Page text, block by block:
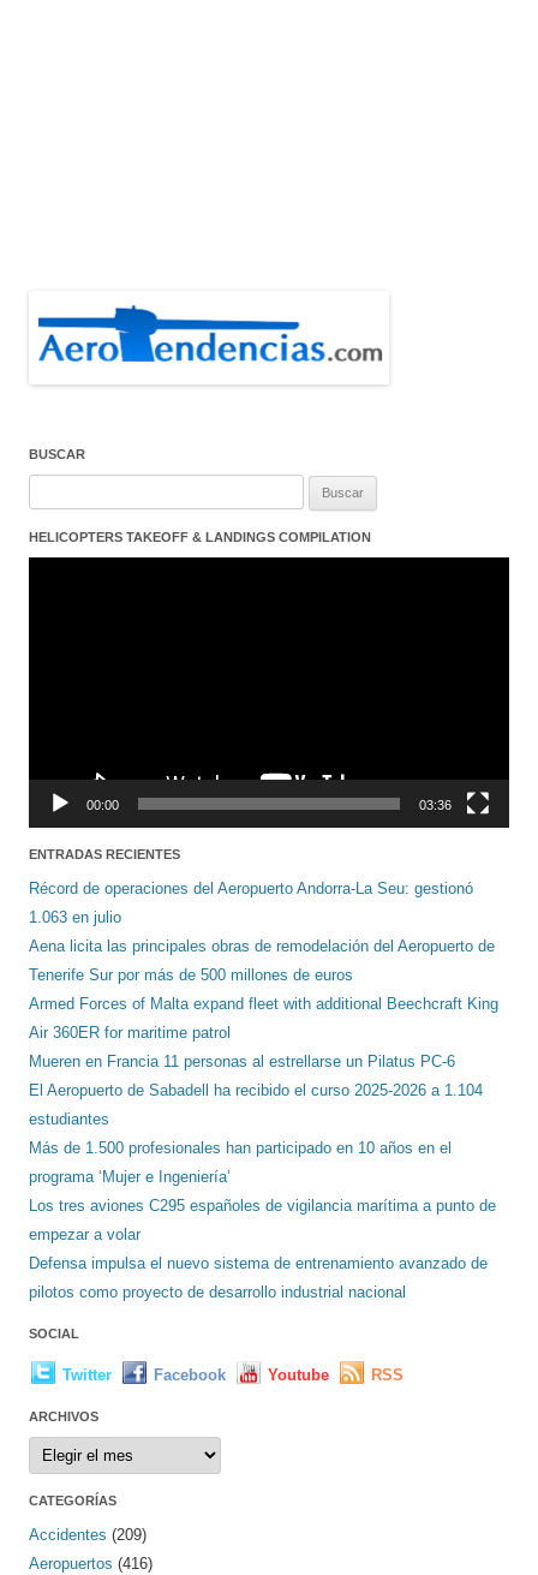
BUSCAR
HELICOPTERS TAKEOFF & LANDINGS COMPILATION
00:00 03:36
ENTRADAS RECIENTES
Récord de operaciones del Aeropuerto Andorra-La Seu: gestionó
1.063 en julio
Aena licita las principales obras de remodelación del Aeropuerto de
Tenerife Sur por más de 500 millones de euros
Armed Forces of Malta expand fleet with additional Beechcraft King
Air 360ER for maritime patrol
Mueren en Francia 11 personas al estrellarse un Pilatus PC-6
El Aeropuerto de Sabadell ha recibido el curso 2025-2026 a 1.104
estudiantes
Más de 1.500 profesionales han participado en 10 años en el
programa ‘Mujer e Ingeniería’
Los tres aviones C295 españoles de vigilancia marítima a punto de
empezar a volar
Defensa impulsa el nuevo sistema de entrenamiento avanzado de
pilotos como proyecto de desarrollo industrial nacional
SOCIAL
Twitter Facebook Youtube RSS
ARCHIVOS
Archivos
CATEGORÍAS
Accidentes (209)
Aeropuertos (416)